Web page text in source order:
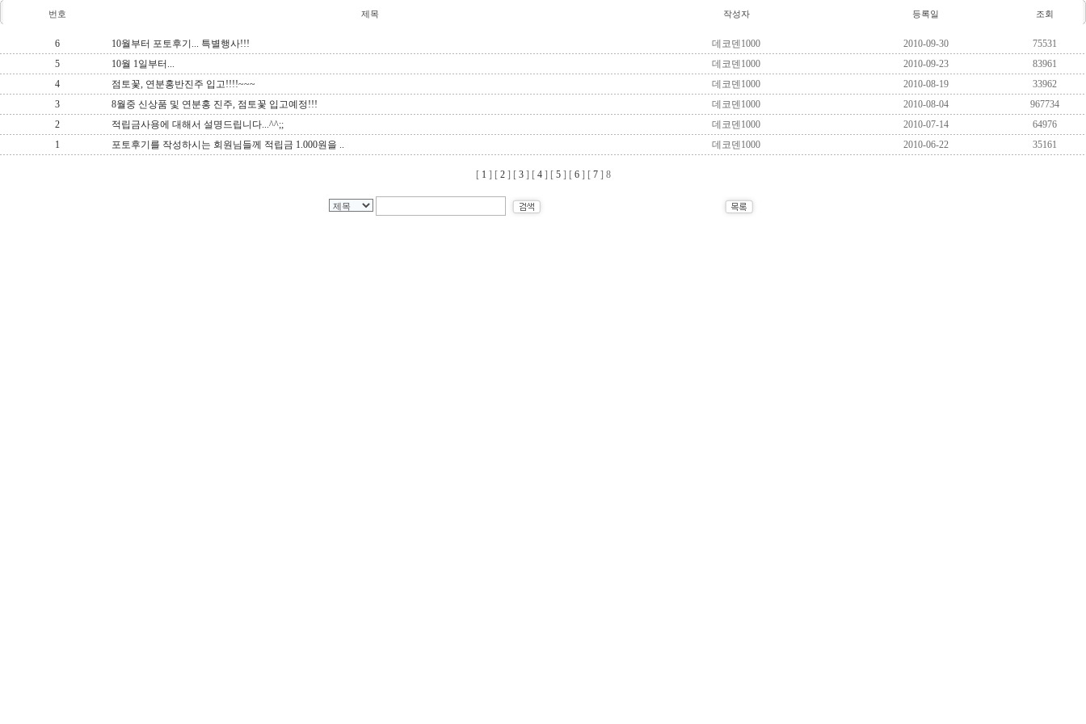
번호 제목 작성자 등록일 조회
6 10월부터 포토후기... 특별행사!!! 데코덴1000 2010-09-30
75531
5
10월 1일부터... 데코덴1000 2010-09-23
83961
4
점토꽃, 연분홍반진주 입고!!!!~~~ 데코덴1000 2010-08-19
33962
3
8월중 신상품 및 연분홍 진주, 점토꽃 입고예정!!! 데코덴1000 2010-08-04
967734
2
적립금사용에 대해서 설명드립니다...^^;; 데코덴1000 2010-07-14
64976
1
포토후기를 작성하시는 회원님들께 적립금 1.000원을 .. 데코덴1000 2010-06-22 35161
[ 1 ] [ 2] [ 3] [ 4] [ 5] [ 6] [ 7] 8